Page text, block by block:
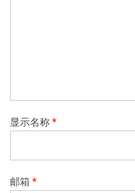
显示名称*
邮箱*